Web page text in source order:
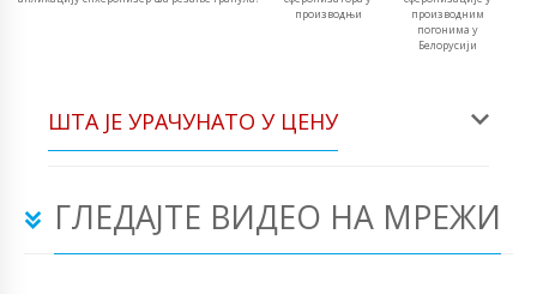
производњи
производним
погонима у
Белорусији
ШТА ЈЕ УРАЧУНАТО У ЦЕНУ
ГЛЕДАЈТЕ ВИДЕО НА МРЕЖИ